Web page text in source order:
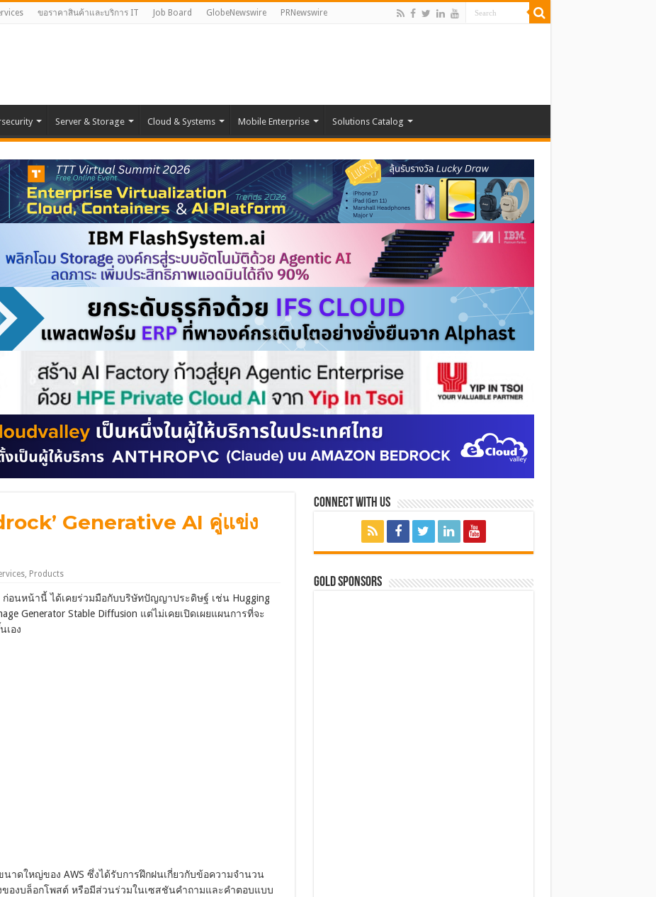
ขอราคาสินค้าและบริการ IT Job Board GlobeNewswire PRNewswire
Server & Storage Cloud & Systems Mobile Enterprise Solutions Catalog
Generative AI คู่แข่ง
, Products
อนหน้านี้ ได้เคยร่วมมือกับบริษัทปัญญาประดิษฐ์ เช่น Hugging
Generator Stable Diffusion แต่ไม่เคยเปิดเผยแผนการที่จะ
เอง
าดใหญ่ของ AWS ซึ่งได้รับการฝึกฝนเกี่ยวกับข้อความจำนวน
ของบล็อกโพสต์ หรือมีส่วนร่วมในเซสชันคำถามและคำตอบแบบ
Connect with Us
GOLD SPONSORS